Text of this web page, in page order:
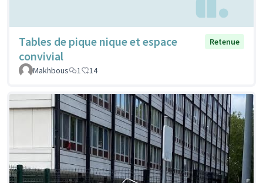
Tables de pique nique et espace
convivial
Retenue
Makhbous 1 14